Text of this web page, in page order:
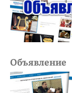
Объявление